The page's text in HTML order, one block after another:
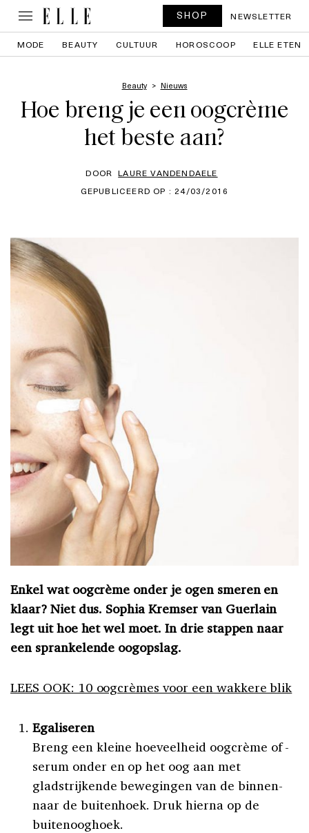
SHOP NEWSLETTER
MODE BEAUTY CULTUUR HOROSCOOP ELLE ETEN
Beauty Nieuws
Hoe breng je een oogcrème
het beste aan?
DOOR LAURE VANDENDAELE
GEPUBLICEERD OP : 24/03/2016
Enkel wat oogcrème onder je ogen smeren en
klaar? Niet dus. Sophia Kremser van Guerlain
legt uit hoe het wel moet. In drie stappen naar
een sprankelende oogopslag.
LEES OOK: 10 oogcrèmes voor een wakkere blik
Egaliseren
Breng een kleine hoeveelheid oogcrème of -
serum onder en op het oog aan met
gladstrijkende bewegingen van de binnen-
naar de buitenhoek. Druk hierna op de
buitenooghoek.